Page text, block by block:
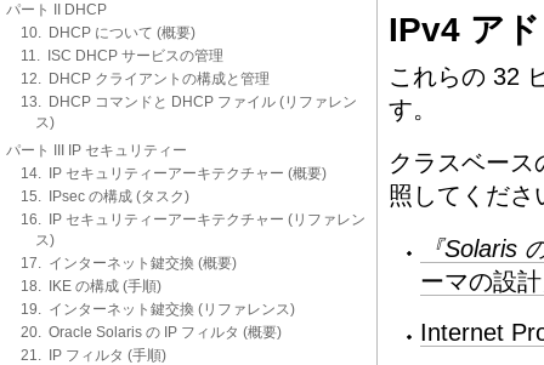
パート II DHCP
10. DHCP について (概要)
11. ISC DHCP サービスの管理
12. DHCP クライアントの構成と管理
13. DHCP コマンドと DHCP ファイル (リファレン
ス)
パート III IP セキュリティー
14. IP セキュリティーアーキテクチャー (概要)
15. IPsec の構成 (タスク)
16. IP セキュリティーアーキテクチャー (リファレン
ス)
17. インターネット鍵交換 (概要)
18. IKE の構成 (手順)
19. インターネット鍵交換 (リファレンス)
20. Oracle Solaris の IP フィルタ (概要)
21. IP フィルタ (手順)
IPv4 ア
これらの 32
す。
クラスベー
照してくださ
『Solaris
ーマの設
Internet